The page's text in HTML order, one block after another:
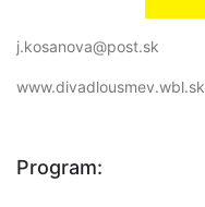
j.kosanova@post.sk
www.divadlousmev.wbl.sk
Program: